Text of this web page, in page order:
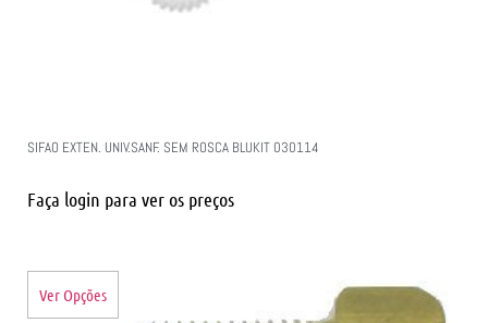
SIFAO EXTEN. UNIV.SANF. SEM ROSCA BLUKIT 030114
Faça login para ver os preços
Ver Opções